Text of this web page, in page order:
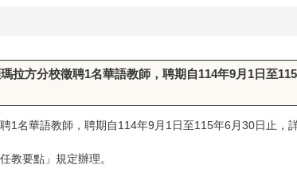
拉方分校徵聘1名華語教師，聘期自114年9月1日至
1名華語教師，聘期自114年9月1日至115年6月30日止，
教要點」規定辦理。